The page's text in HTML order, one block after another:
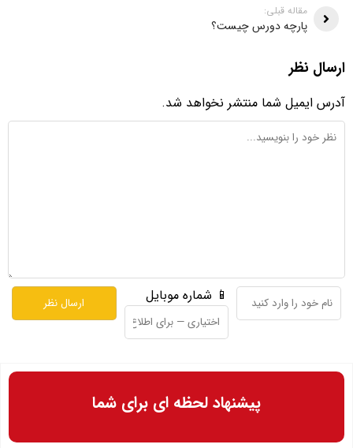
مقاله قبلی:
پارچه دورس چیست؟
ارسال نظر
آدرس ایمیل شما منتشر نخواهد شد.
📱 شماره موبایل
پیشنهاد لحظه ای برای شما